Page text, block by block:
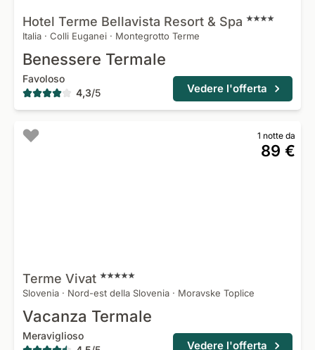
Hotel Terme Bellavista Resort & Spa
Italia · Colli Euganei · Montegrotto Terme
Benessere Termale
Favoloso
4,3/5 Vedere l'offerta
1 notte da
89 €
Terme Vivat
Slovenia · Nord-est della Slovenia · Moravske Toplice
Vacanza Termale
Meraviglioso
Vedere l'offerta